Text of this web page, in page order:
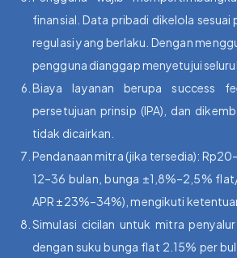
finansial. Data pribadi dikelola sesuai
regulasi yang berlaku. Dengan
pengguna dianggap menyetujui
Biaya layanan berupa success
persetujuan prinsip (IPA), dan
tidak dicairkan.
Pendanaan mitra (jika tersedia):
12–36 bulan, bunga ±1,8%–2,5%
APR ±23%–34%), mengikuti
Simulasi cicilan untuk mitra
dengan suku bunga flat 2.15% per